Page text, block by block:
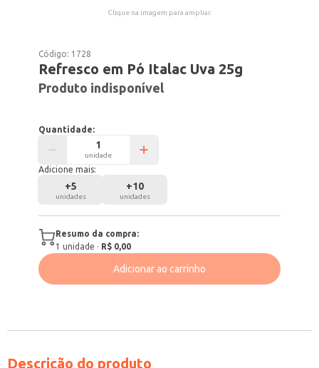
Clique na imagem para ampliar.
Código: 1728
Refresco em Pó Italac Uva 25g
Produto indisponível
Quantidade:
unidade
Adicione mais:
+5
unidades
+10
unidades
Resumo da compra:
1 unidade · R$ 0,00
Adicionar ao carrinho
Descrição do produto